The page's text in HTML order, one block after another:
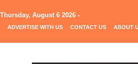
Thursday, August 6 2026 -
ADVERTISE WITH US CONTACT US ABOUT